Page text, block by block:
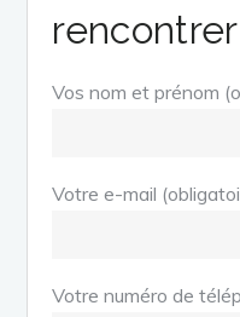
Vos nom et prénom
Votre e-mail
Votre numéro de